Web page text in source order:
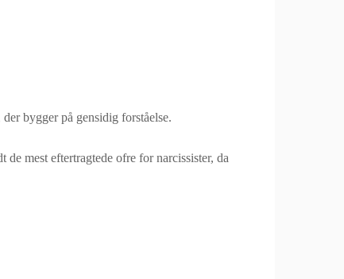
bygger på gensidig forståelse.
mest eftertragtede ofre for narcissister, da